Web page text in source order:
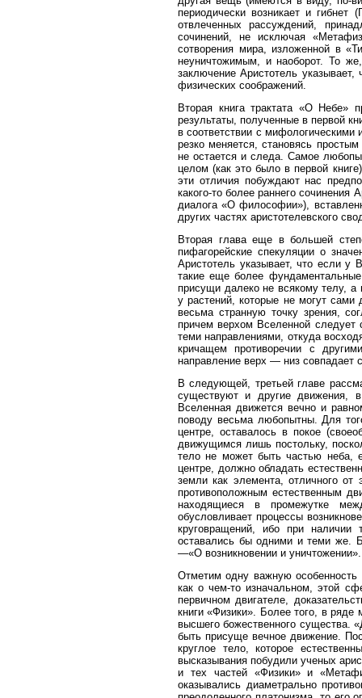
периодически возникает и
отвлеченных рассуждений,
сочинений, не исключая
сотворения мира, изложенной в
неуничтожимым, и наоборот. То
заключение Аристотель
физических соображений.
Вторая книга трактата «О Небе»
результаты, полученные в первой
в соответствии с мифологи­ческими
резко меняется, становясь
не остается и следа. Самое
целом (как это было в первой
эти отличия побуждают нас
какого-то более раннего
диалога «О философии»),
других частях аристотелевского
Вторая глава еще в большей
пифагорейские спекуляции о
Аристотель указывает, что если
такие еще более
присущи далеко не всякому телу, а
у растений, которые не могут сами
весьма странную точку зрения,
причем верхом Вселенной
теми направлениями, откуда
крича­щем противоречии с
направление верх — низ совпадает
В следующей, третьей главе
существуют и другие движения,
Вселенная движется вечно и
поводу весьма любопытны. Для
центре, оставалось в покое
движущимся лишь постольку,
тело не может быть частью неба,
центре, должно обладать
земли как элемента, отличного
противоположным естественным
находящиеся в промежутке
обусловливает процессы
круговращений, ибо при наличии
оставались бы одними и теми же.
—«О возникновении и уничтожении».
Отметим одну важную
как о чем-то изначальном, этой
первичном двигателе,
книги «Физики». Более того, в
высшего божественного существа.
быть присуще вечное движение.
круглое тело, которое
высказывания побудили ученых
и тех частей «Физики» и
оказывались диаметрально